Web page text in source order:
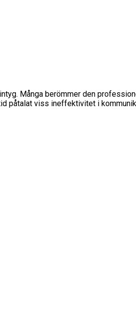
Många berömmer den
påtalat viss ineffektivitet i